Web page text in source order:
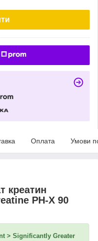
Оплата Умови
креатин
PH-X 90
> Significantly Greater